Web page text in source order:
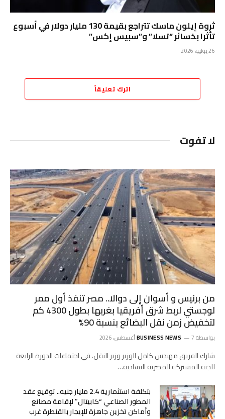
ثروة إيلون ماسك تتراجع بقيمة 130 مليار دولار في أسبوع
تأثرا بخسائر “تسلا” و”سبيس إكس”
26 يوليو، 2026
اترك تعليقاً
لا تفوت
من برنيس و أسوان إلى دوالا.. مصر تنفذ أول ممر
لوجستي لربط شرق أفريقيا بغربها بطول 4300 كم
لتخفيض زمن نقل البضائع بنسبة 90%
بواسطة BUSINESS NEWS 7 أغسطس، 2026
شارك الفريق مهندس كامل الوزير وزير النقل، في اجتماعات الدورة الرابعة
للجنة المشتركة المصرية التشادية…
بتكلفة استثمارية 2.4 مليار جنيه.. توقيع عقد
المطور الصناعي “كابيتال” لإقامة مصانع
وأماكن تخزين جاهزة للإيجار بالقنطرة غرب